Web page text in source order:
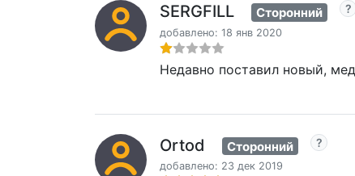
SERGFILL Сторонний
добавлено: 18 янв 2020
Недавно поставил новый,
Ortod Сторонний
добавлено: 23 дек 2019